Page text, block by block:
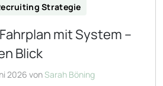
Strategie
mit System –
Blick
2026 vonSarah Böning